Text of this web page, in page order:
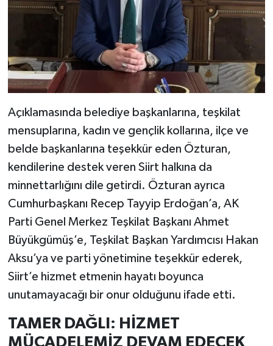
Açıklamasında belediye başkanlarına, teşkilat
mensuplarına, kadın ve gençlik kollarına, ilçe ve
belde başkanlarına teşekkür eden Özturan,
kendilerine destek veren Siirt halkına da
minnettarlığını dile getirdi. Özturan ayrıca
Cumhurbaşkanı Recep Tayyip Erdoğan’a, AK
Parti Genel Merkez Teşkilat Başkanı Ahmet
Büyükgümüş’e, Teşkilat Başkan Yardımcısı Hakan
Aksu’ya ve parti yönetimine teşekkür ederek,
Siirt’e hizmet etmenin hayatı boyunca
unutamayacağı bir onur olduğunu ifade etti.
TAMER DAĞLI: HİZMET
MÜCADELEMİZ DEVAM EDECEK